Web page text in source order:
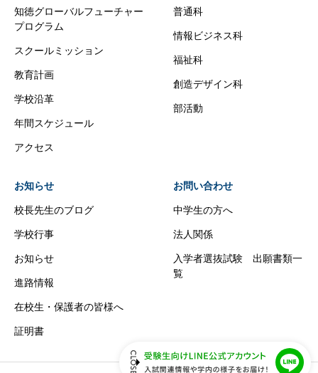
知徳グローバルフューチャー
プログラム
スクールミッション
教育計画
学校沿革
年間スケジュール
アクセス
普通科
情報ビジネス科
福祉科
創造デザイン科
部活動
お知らせ
校長先生のブログ
学校行事
お知らせ
進路情報
在校生・保護者の皆様へ
証明書
お問い合わせ
中学生の方へ
法人関係
入学者選抜試験 出願書類一
覧